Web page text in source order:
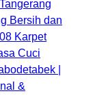
Bersih dan
Karpet
Cuci
|
&